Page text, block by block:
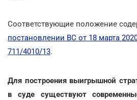
Соответствующие положение
постановлении ВС от 18 марта
711/4010/13.
Для построения выигрышной
в суде существуют